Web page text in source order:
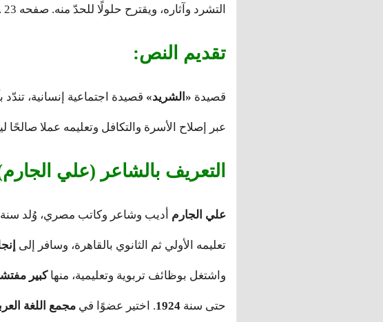
التشرد وآثاره، ويقترح حلولًا للحدّ منه. صفحه 23 .
تقديم النص:
قصيدة «الشريد» قصيدة اجتماعية إنسانية،
عبر إصلاح الأسرة والتكافل وتعليمه عملا صالحًا
التعريف بالشاعر (علي
علي الجارم أديب وشاعر وكاتب مصري، وُلد سنة
تعليمه الأولي ثم الثانوي بالقاهرة، وسافر إلى
واشتغل بوظائف تربوية وتعليمية، منهاكبير
حتى سنة 1924. اختير عضوًا في مجمع اللغة